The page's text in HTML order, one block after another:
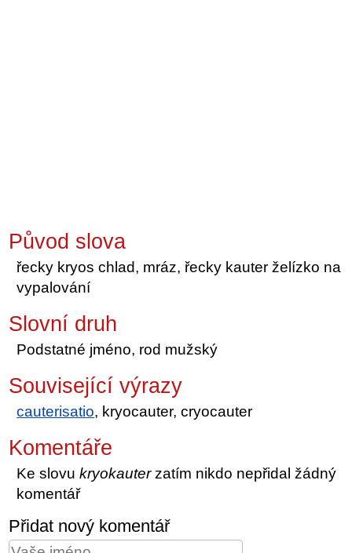
Původ slova
řecky kryos chlad, mráz, řecky kauter želízko na
vypalování
Slovní druh
Podstatné jméno, rod mužský
Související výrazy
cauterisatio, kryocauter, cryocauter
Komentáře
Ke slovukryokauterzatím nikdo nepřidal žádný
komentář
Přidat nový komentář